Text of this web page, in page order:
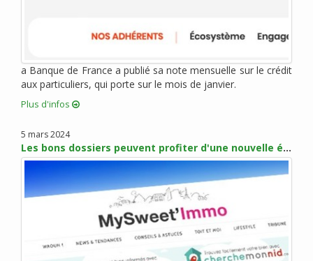
janvier 2012 (10)
décembre 2011 (3)
novembre 2011 (5)
septembre 2011 (4)
août 2011 (5)
juillet 2011 (1)
juin 2011 (1)
mars 2011 (2)
a Banque de France a publié sa note mensuelle sur le crédit
aux particuliers, qui porte sur le mois de janvier.
Plus d'infos
5 mars 2024
Les bons dossiers peuvent profiter d'une nouvelle érosion des taux en mars